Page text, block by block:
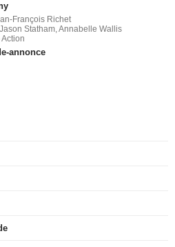
François Richet
Statham, Annabelle Wallis
Action
annonce